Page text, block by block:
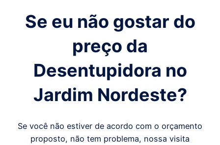
Se eu não gostar do
preço da
Desentupidora no
Jardim Nordeste?
Se você não estiver de acordo com o orçamento
proposto, não tem problema, nossa visita